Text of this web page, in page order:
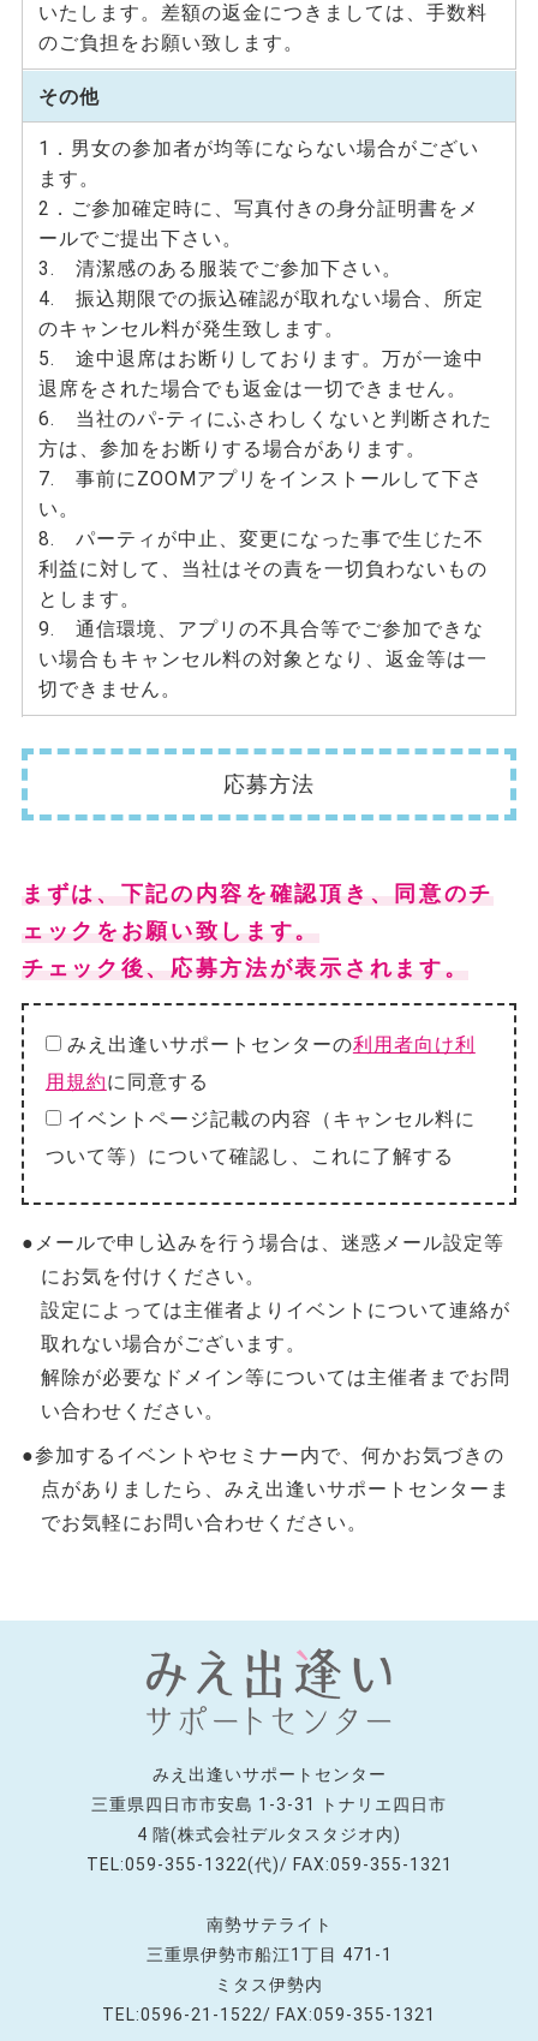
いたします。差額の返金につきましては、手数料
のご負担をお願い致します。
その他
1．男女の参加者が均等にならない場合がござい
ます。
2．ご参加確定時に、写真付きの身分証明書をメ
ールでご提出下さい。
3. 清潔感のある服装でご参加下さい。
4. 振込期限での振込確認が取れない場合、所定
のキャンセル料が発生致します。
5. 途中退席はお断りしております。万が一途中
退席をされた場合でも返金は一切できません。
6. 当社のパ-ティにふさわしくないと判断された
方は、参加をお断りする場合があります。
7. 事前にZOOMアプリをインストールして下さ
い。
8. パーティが中止、変更になった事で生じた不
利益に対して、当社はその責を一切負わないもの
とします。
9. 通信環境、アプリの不具合等でご参加できな
い場合もキャンセル料の対象となり、返金等は一
切できません。
応募方法
まずは、下記の内容を確認頂き、同意のチ
ェックをお願い致します。
チェック後、応募方法が表示されます。
みえ出逢いサポートセンターの利用者向け利
用規約に同意する
イベントページ記載の内容（キャンセル料に
ついて等）について確認し、これに了解する
●メールで申し込みを行う場合は、迷惑メール設定等
にお気を付けください。
設定によっては主催者よりイベントについて連絡が
取れない場合がございます。
解除が必要なドメイン等については主催者までお問
い合わせください。
●参加するイベントやセミナー内で、何かお気づきの
点がありましたら、みえ出逢いサポートセンターま
でお気軽にお問い合わせください。
みえ出逢いサポートセンター
三重県四日市市安島 1-3-31 トナリエ四日市
4 階(株式会社デルタスタジオ内)
TEL:059-355-1322(代)/ FAX:059-355-1321
南勢サテライト
三重県伊勢市船江1丁目 471-1
ミタス伊勢内
TEL:0596-21-1522/ FAX:059-355-1321